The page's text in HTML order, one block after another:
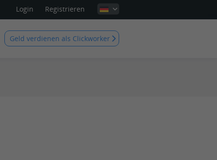
Login Registrieren
Geld verdienen als Clickworker